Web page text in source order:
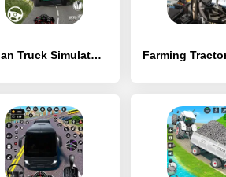
Indian Truck Simulator - Lorry - [MOD Бесконечные монеты]